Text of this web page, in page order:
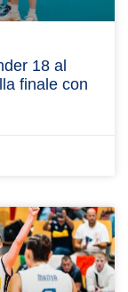
18 al
finale con